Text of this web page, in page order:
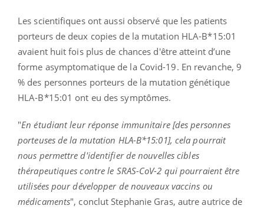
Les scientifiques ont aussi observé que les patients
porteurs de deux copies de la mutation HLA-B*15:01
avaient huit fois plus de chances d'être atteint d’une
forme asymptomatique de la Covid-19. En revanche, 9
% des personnes porteurs de la mutation génétique
HLA-B*15:01 ont eu des symptômes.
"En étudiant leur réponse immunitaire [des personnes
porteuses de la mutation HLA-B*15:01], cela pourrait
nous permettre d'identifier de nouvelles cibles
thérapeutiques contre le SRAS-CoV-2 qui pourraient être
utilisées pour développer de nouveaux vaccins ou
médicaments", conclut Stephanie Gras, autre autrice de